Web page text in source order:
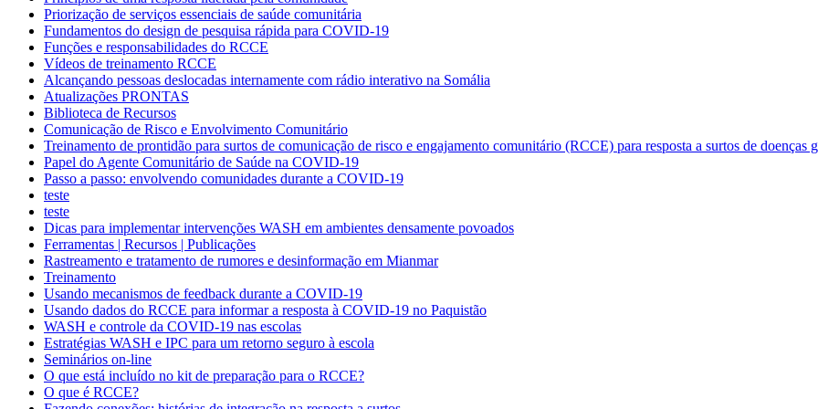
Priorização de serviços essenciais de saúde comunitária
Fundamentos do design de pesquisa rápida para COVID-19
Funções e responsabilidades do RCCE
Vídeos de treinamento RCCE
Alcançando pessoas deslocadas internamente com rádio interativo na Somália
Atualizações PRONTAS
Biblioteca de Recursos
Comunicação de Risco e Envolvimento Comunitário
Treinamento de prontidão para surtos de comunicação de risco e engajamento comunitário (RCCE) para resposta a surtos de doenças
Papel do Agente Comunitário de Saúde na COVID-19
Passo a passo: envolvendo comunidades durante a COVID-19
teste
teste
Dicas para implementar intervenções WASH em ambientes densamente povoados
Ferramentas | Recursos | Publicações
Rastreamento e tratamento de rumores e desinformação em Mianmar
Treinamento
Usando mecanismos de feedback durante a COVID-19
Usando dados do RCCE para informar a resposta à COVID-19 no Paquistão
WASH e controle da COVID-19 nas escolas
Estratégias WASH e IPC para um retorno seguro à escola
Seminários on-line
O que está incluído no kit de preparação para o RCCE?
O que é RCCE?